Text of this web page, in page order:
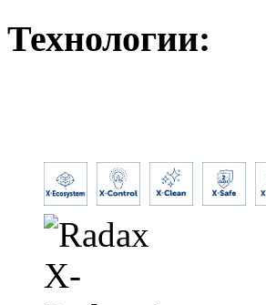
Технологии: